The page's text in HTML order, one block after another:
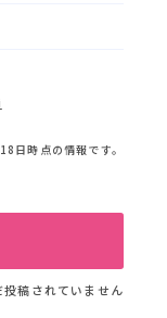
日時点の情報です。
投稿されていません